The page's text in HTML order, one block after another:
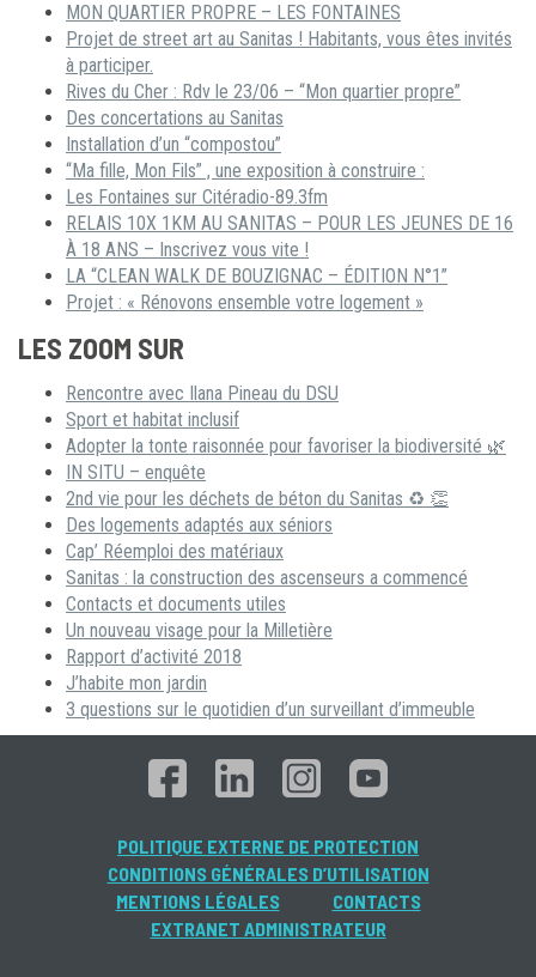
MON QUARTIER PROPRE – LES FONTAINES
Projet de street art au Sanitas ! Habitants, vous êtes invités
à participer.
Rives du Cher : Rdv le 23/06 – “Mon quartier propre”
Des concertations au Sanitas
Installation d’un “compostou”
“Ma fille, Mon Fils” , une exposition à construire :
Les Fontaines sur Citéradio-89.3fm
RELAIS 10X 1KM AU SANITAS – POUR LES JEUNES DE 16
À 18 ANS – Inscrivez vous vite !
LA “CLEAN WALK DE BOUZIGNAC – ÉDITION N°1”
Projet : « Rénovons ensemble votre logement »
LES ZOOM SUR
Rencontre avec Ilana Pineau du DSU
Sport et habitat inclusif
Adopter la tonte raisonnée pour favoriser la biodiversité 🌿
IN SITU – enquête
2nd vie pour les déchets de béton du Sanitas ♻ 👏
Des logements adaptés aux séniors
Cap’ Réemploi des matériaux
Sanitas : la construction des ascenseurs a commencé
Contacts et documents utiles
Un nouveau visage pour la Milletière
Rapport d’activité 2018
J’habite mon jardin
3 questions sur le quotidien d’un surveillant d’immeuble
POLITIQUE EXTERNE DE PROTECTION
CONDITIONS GÉNÉRALES D’UTILISATION
MENTIONS LÉGALES
CONTACTS
EXTRANET ADMINISTRATEUR